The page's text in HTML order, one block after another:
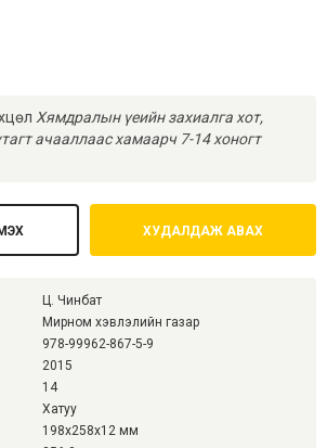
Хямдралын үеийн захиалга хот,
ачааллаас хамаарч 7-14 хоногт
ХУДАЛДАЖ АВАХ
Ц. Чинбат
Мирном хэвлэлийн газар
978-99962-867-5-9
2015
14
Хатуу
198x258x12 мм